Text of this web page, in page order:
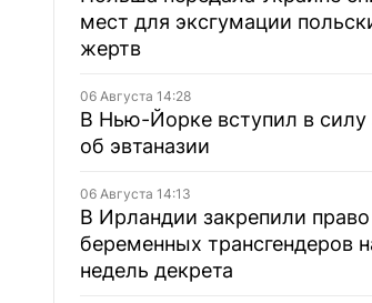
мест для эксгумации
жертв
06 Августа 14:28
В Нью-Йорке вступил в силу
об эвтаназии
06 Августа 14:13
В Ирландии закрепили право
беременных трансгендеров
недель декрета